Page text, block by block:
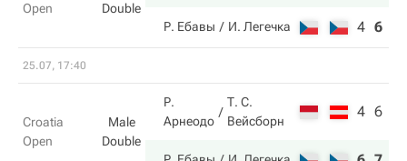
Open
Double
Р. Ебавы И. Легечка 4 6
25.07, 17:40
Croatia
Open
Male
Double
Р.
Арнеодо
Т. С.
Вейсборн
4 6